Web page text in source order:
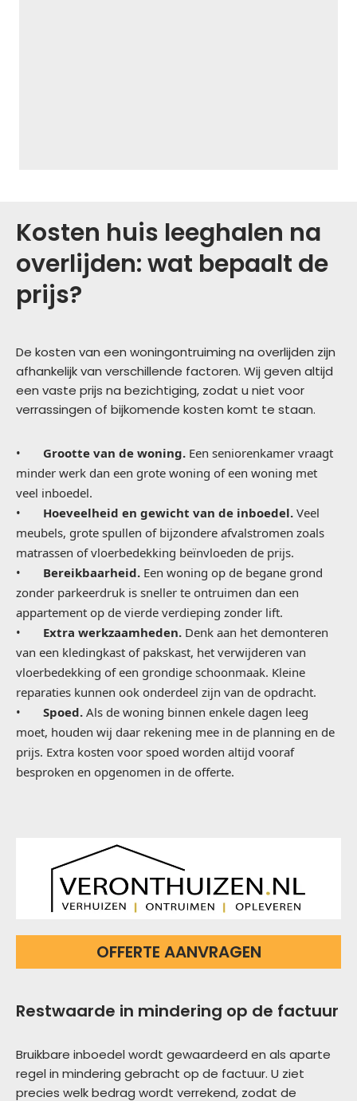
Kosten huis leeghalen na
overlijden: wat bepaalt de
prijs?
De kosten van een woningontruiming na overlijden zijn
afhankelijk van verschillende factoren. Wij geven altijd
een vaste prijs na bezichtiging, zodat u niet voor
verrassingen of bijkomende kosten komt te staan.
• Grootte van de woning. Een seniorenkamer vraagt
minder werk dan een grote woning of een woning met
veel inboedel.
• Hoeveelheid en gewicht van de inboedel. Veel
meubels, grote spullen of bijzondere afvalstromen zoals
matrassen of vloerbedekking beïnvloeden de prijs.
• Bereikbaarheid. Een woning op de begane grond
zonder parkeerdruk is sneller te ontruimen dan een
appartement op de vierde verdieping zonder lift.
• Extra werkzaamheden. Denk aan het demonteren
van een kledingkast of pakskast, het verwijderen van
vloerbedekking of een grondige schoonmaak. Kleine
reparaties kunnen ook onderdeel zijn van de opdracht.
• Spoed. Als de woning binnen enkele dagen leeg
moet, houden wij daar rekening mee in de planning en de
prijs. Extra kosten voor spoed worden altijd vooraf
besproken en opgenomen in de offerte.
OFFERTE AANVRAGEN
Restwaarde in mindering op de factuur
Bruikbare inboedel wordt gewaardeerd en als aparte
regel in mindering gebracht op de factuur. U ziet
precies welk bedrag wordt verrekend, zodat de